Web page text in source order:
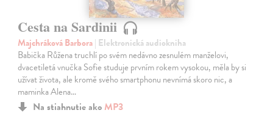
Cesta na Sardinii
Majchráková Barbora| Elektronická audiokniha
Babička Růžena truchlí po svém nedávno zesnulém manželovi,
dvacetiletá vnučka Sofie studuje prvním rokem vysokou, měla by si
užívat života, ale kromě svého smartphonu nevnímá skoro nic, a
maminka Alena…
Na stiahnutie ako MP3